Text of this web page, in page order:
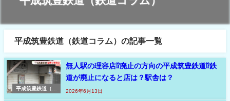
平成筑豊鉄道（鉄道コラム）の記事一覧
平成筑豊鉄道（鉄
無人駅の理容店⁉廃止の方向の平成筑豊鉄道⁉鉄
道が廃止になると店は？駅舎は？
2026年6月13日